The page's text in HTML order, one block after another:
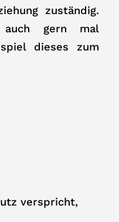
zuständig.
gern mal
dieses zum
verspricht,